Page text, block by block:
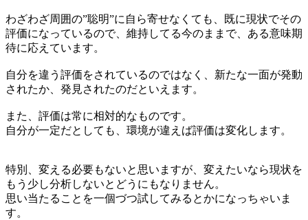
わざわざ周囲の”聡明”に自ら寄せなくても、既に現状でその
評価になっているので、維持してる今のままで、ある意味期
待に応えています。
自分を違う評価をされているのではなく、新たな一面が発動
されたか、発見されたのだといえます。
また、評価は常に相対的なものです。
自分が一定だとしても、環境が違えば評価は変化します。
特別、変える必要もないと思いますが、変えたいなら現状を
もう少し分析しないとどうにもなりません。
思い当たることを一個づつ試してみるとかになっちゃいま
す。